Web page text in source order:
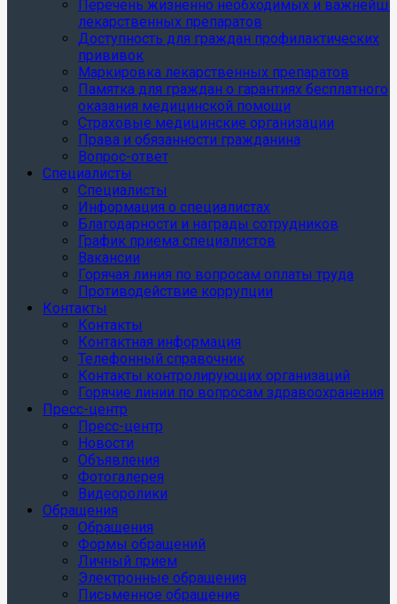
Перечень жизненно необходимых и
лекарственных препаратов
Доступность для граждан профилактических
прививок
Маркировка лекарственных препаратов
Памятка для граждан о гарантиях бесплатного
оказания медицинской помощи
Страховые медицинские организации
Права и обязанности гражданина
Вопрос-ответ
Специалисты
Специалисты
Информация о специалистах
Благодарности и награды сотрудников
График приема специалистов
Вакансии
Горячая линия по вопросам оплаты труда
Противодействие коррупции
Контакты
Контакты
Контактная информация
Телефонный справочник
Контакты контролирующих организаций
Горячие линии по вопросам здравоохранения
Пресс-центр
Пресс-центр
Новости
Объявления
Фотогалерея
Видеоролики
Обращения
Обращения
Формы обращений
Личный прием
Электронные обращения
Письменное обращение